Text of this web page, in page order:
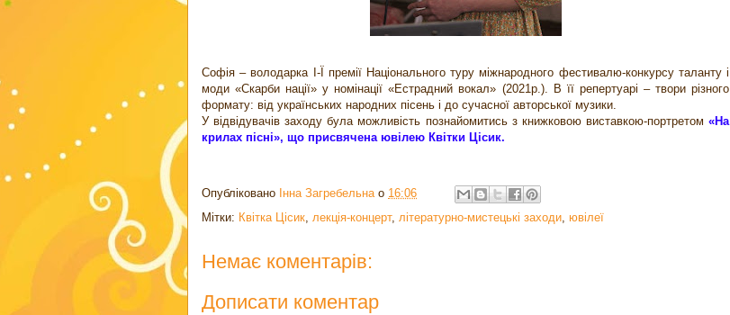
Софія – володарка І-Ї премії Національного туру міжнародного фестивалю-конкурсу таланту і
моди «Скарби нації» у номінації «Естрадний вокал» (2021р.). В її репертуарі – твори різного
формату: від українських народних пісень і до сучасної авторської музики.
У відвідувачів заходу була можливість познайомитись з книжковою виставкою-портретом «На
крилах пісні», що присвячена ювілею Квітки Цісик.
Опубліковано Інна Загребельна о 16:06
Мітки: Квітка Цісик лекція-концерт, літературно-мистецькі заходи ювілеї
Немає коментарів:
Дописати коментар